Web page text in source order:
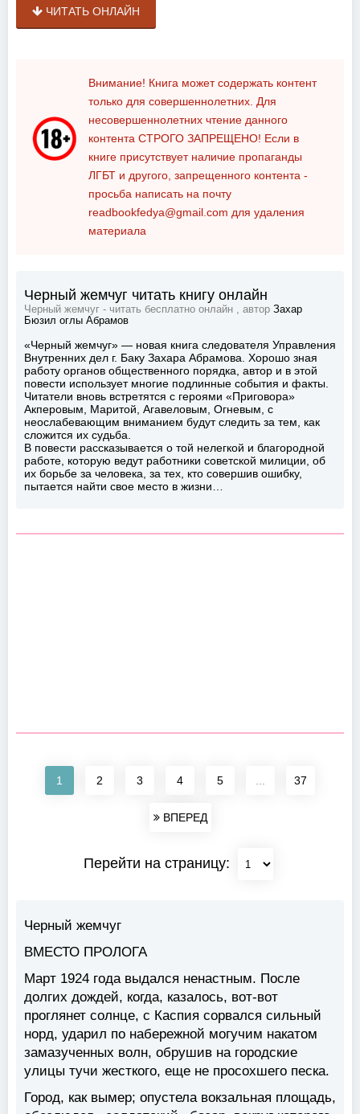
ЧИТАТЬ ОНЛАЙН
Внимание! Книга может содержать контент
только для совершеннолетних. Для
несовершеннолетних чтение данного
контента СТРОГО ЗАПРЕЩЕНО! Если в
книге присутствует наличие пропаганды
ЛГБТ и другого, запрещенного контента -
просьба написать на почту
readbookfedya@gmail.com для удаления
материала
Черный жемчуг читать книгу онлайн
Черный жемчуг - читать бесплатно онлайн , автор Захар
Бюзил оглы Абрамов
«Черный жемчуг» — новая книга следователя Управления
Внутренних дел г. Баку Захара Абрамова. Хорошо зная
работу органов общественного порядка, автор и в этой
повести использует многие подлинные события и факты.
Читатели вновь встретятся с героями «Приговора»
Акперовым, Маритой, Агавеловым, Огневым, с
неослабевающим вниманием будут следить за тем, как
сложится их судьба.
В повести рассказывается о той нелегкой и благородной
работе, которую ведут работники советской милиции, об
их борьбе за человека, за тех, кто совершив ошибку,
пытается найти свое место в жизни…
1 2 3 4 5 ... 37
ВПЕРЕД
Перейти на страницу:
Черный жемчуг
ВМЕСТО ПРОЛОГА
Март 1924 года выдался ненастным. После
долгих дождей, когда, казалось, вот-вот
проглянет солнце, с Каспия сорвался сильный
норд, ударил по набережной могучим накатом
замазученных волн, обрушив на городские
улицы тучи жесткого, еще не просохшего песка.
Город, как вымер; опустела вокзальная площадь,